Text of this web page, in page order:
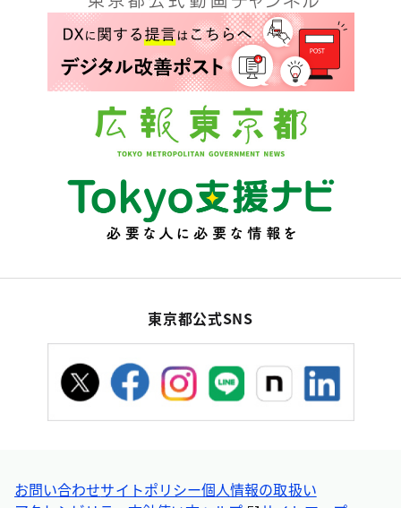
東京都公式SNS
お問い合わせサイトポリシー個人情報の取扱い